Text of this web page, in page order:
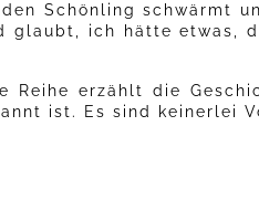
Schönling schwärmt
glaubt, ich hätte etwas,
Reihe erzählt die
ist. Es sind keinerlei